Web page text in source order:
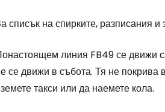
списък на спирките, разписания и
линия FB49 се движи
се движи в събота. Тя не покрива
такси или да наемете кола.